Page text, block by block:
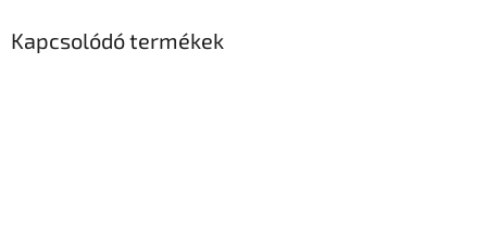
Kapcsolódó termékek